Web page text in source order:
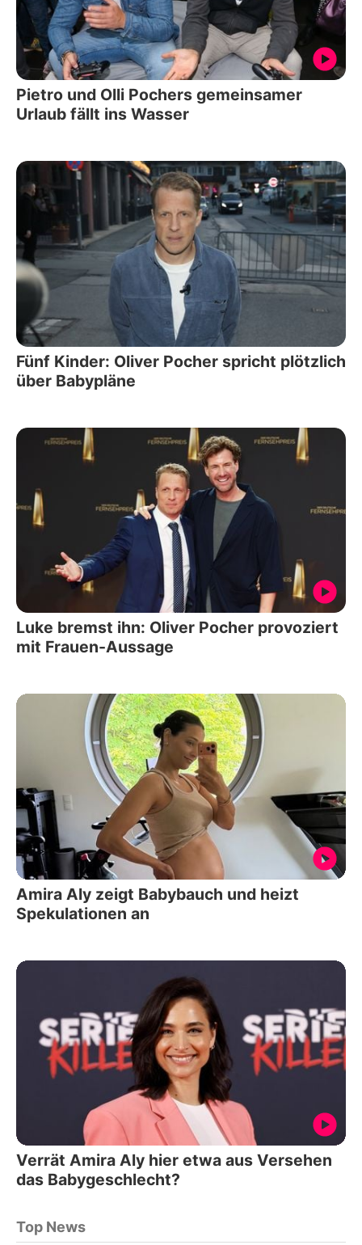
Pietro und Olli Pochers gemeinsamer
Urlaub fällt ins Wasser
Fünf Kinder: Oliver Pocher spricht plötzlich
über Babypläne
Luke bremst ihn: Oliver Pocher provoziert
mit Frauen-Aussage
Amira Aly zeigt Babybauch und heizt
Spekulationen an
Verrät Amira Aly hier etwa aus Versehen
das Babygeschlecht?
Top News